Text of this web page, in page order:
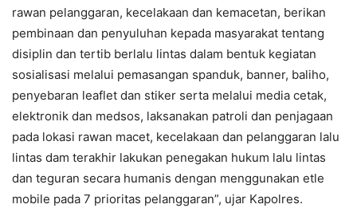
rawan pelanggaran, kecelakaan dan kemacetan, berikan
pembinaan dan penyuluhan kepada masyarakat tentang
disiplin dan tertib berlalu lintas dalam bentuk kegiatan
sosialisasi melalui pemasangan spanduk, banner, baliho,
penyebaran leaflet dan stiker serta melalui media cetak,
elektronik dan medsos, laksanakan patroli dan penjagaan
pada lokasi rawan macet, kecelakaan dan pelanggaran lalu
lintas dam terakhir lakukan penegakan hukum lalu lintas
dan teguran secara humanis dengan menggunakan etle
mobile pada 7 prioritas pelanggaran”, ujar Kapolres.